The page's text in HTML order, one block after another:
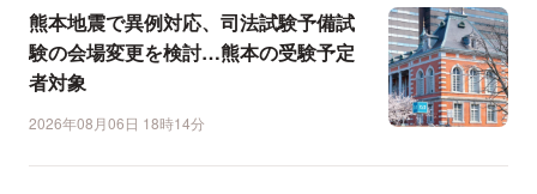
熊本地震で異例対応、司法試験予備試
験の会場変更を検討…熊本の受験予定
者対象
2026年08月06日 18時14分